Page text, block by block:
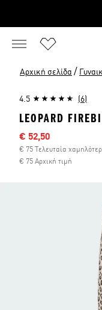
Αρχική σελίδα /
4.5 (6)
LEOPARD
Τιμή έκπτωσης
€ 52,50
€ 75 Τελευταία
€ 75 Αρχική τιμή